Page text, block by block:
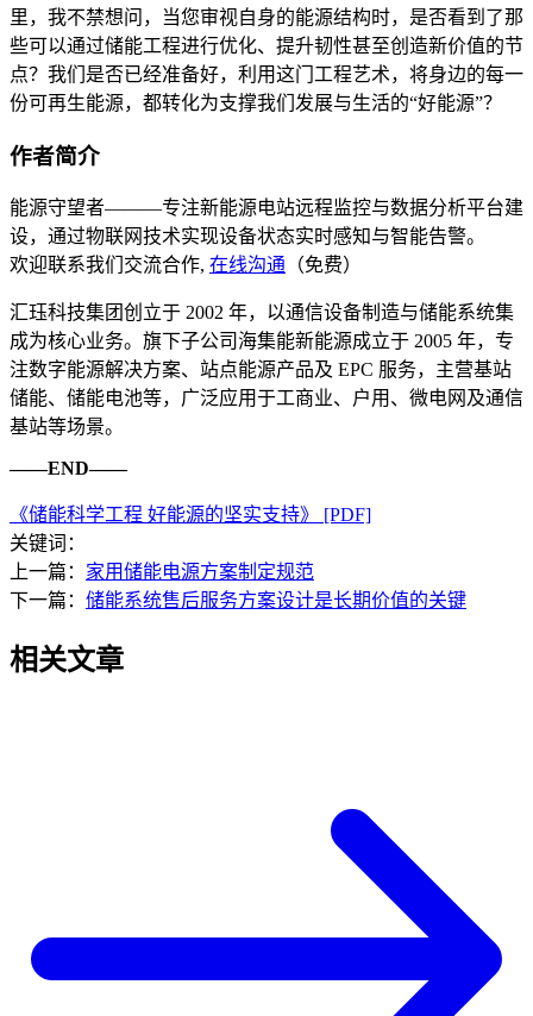
里，我不禁想问，当您审视自身的能源结构时，是否看到了那
些可以通过储能工程进行优化、提升韧性甚至创造新价值的节
点？我们是否已经准备好，利用这门工程艺术，将身边的每一
份可再生能源，都转化为支撑我们发展与生活的“好能源”？
作者简介
能源守望者———专注新能源电站远程监控与数据分析平台建
设，通过物联网技术实现设备状态实时感知与智能告警。
欢迎联系我们交流合作, 在线沟通 （免费）
汇珏科技集团创立于 2002 年，以通信设备制造与储能系统集
成为核心业务。旗下子公司海集能新能源成立于 2005 年，专
注数字能源解决方案、站点能源产品及 EPC 服务，主营基站
储能、储能电池等，广泛应用于工商业、户用、微电网及通信
基站等场景。
——END——
《储能科学工程 好能源的坚实支持》 [PDF]
关键词：
上一篇： 家用储能电源方案制定规范
下一篇： 储能系统售后服务方案设计是长期价值的关键
相关文章